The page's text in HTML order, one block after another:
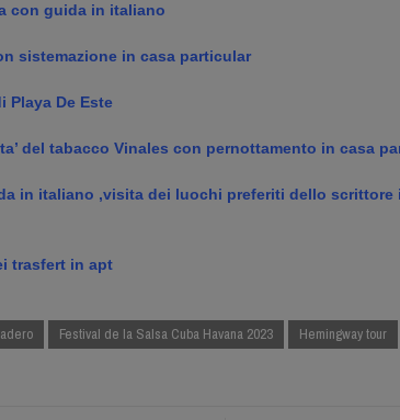
con guida in italiano
sistemazione in casa particular
Playa De Este
del tabacco Vinales con pernottamento in casa
in italiano ,visita dei luochi preferiti dello scrittore
trasfert in apt
Festival de la Salsa Cuba Havana 2023 Hemingway tour